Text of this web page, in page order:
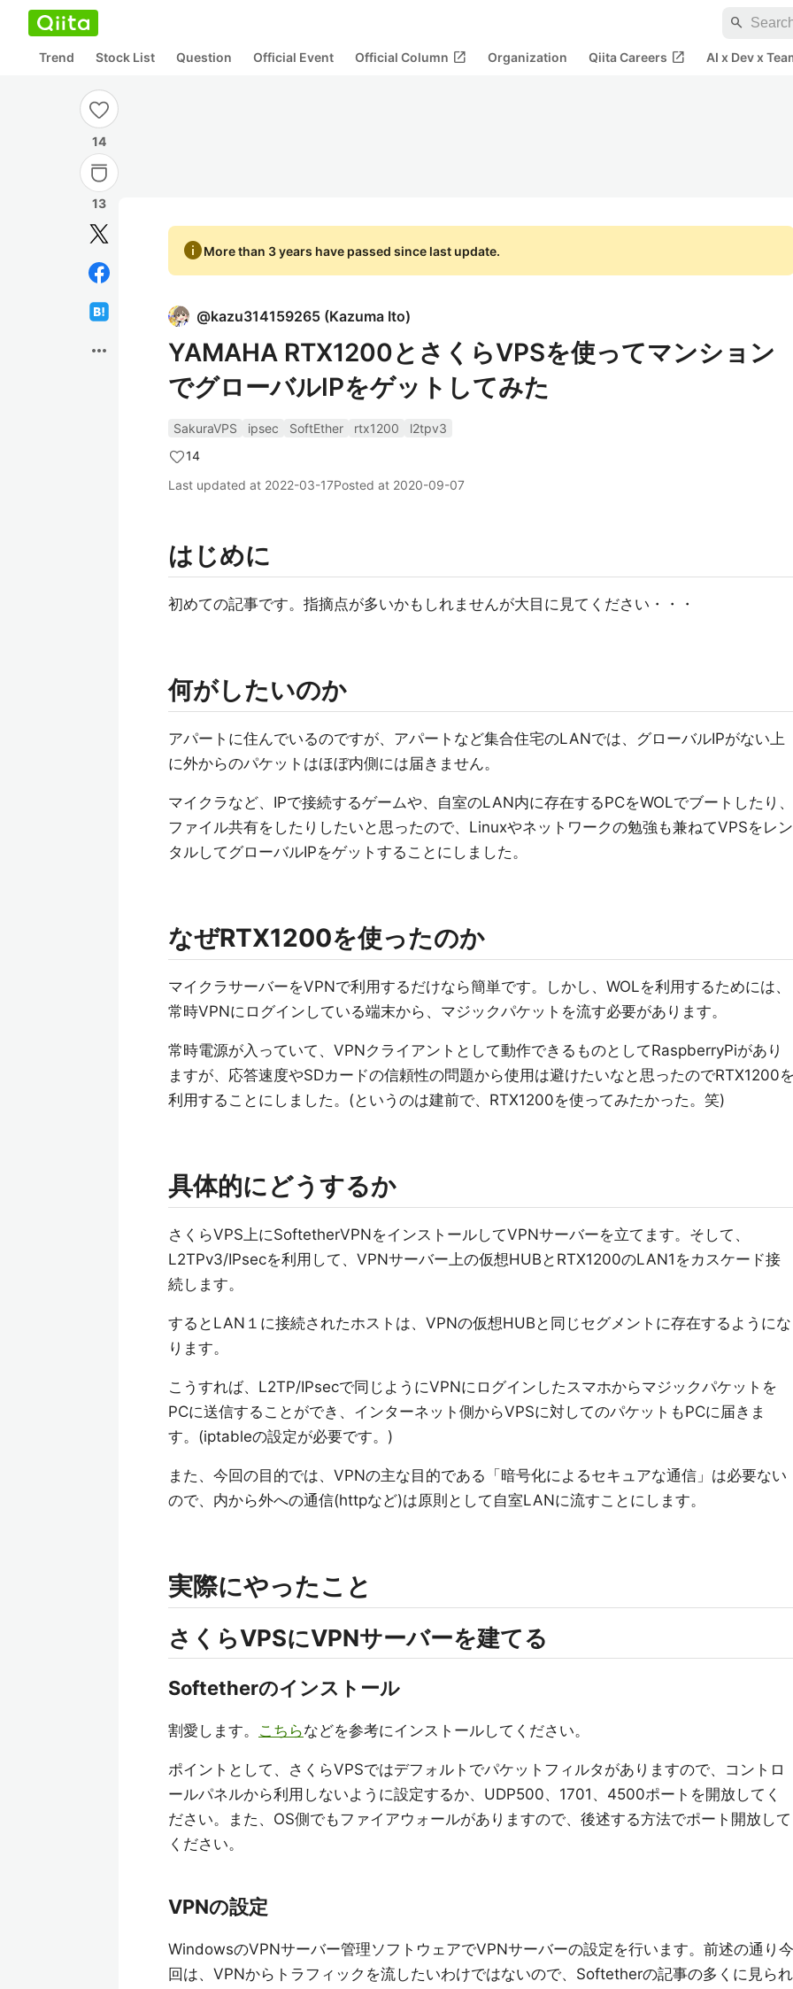
search
Trend Stock List Question Official Event Official Column open_in_new Organization Qiita Careers open_in_new AI x Dev x
14
13
more_horiz
infoMore than 3 years have passed since last update.
@kazu314159265 (Kazuma Ito)
YAMAHA RTX1200とさくらVPSを使ってマンション
でグローバルIPをゲットしてみた
SakuraVPS ipsec SoftEther rtx1200
l2tpv3
14
Last updated at 2022-03-17Posted at 2020-09-07
はじめに
初めての記事です。指摘点が多いかもしれませんが大目に見てください・・・
何がしたいのか
アパートに住んでいるのですが、アパートなど集合住宅のLANでは、グローバルIPがない上
に外からのパケットはほぼ内側には届きません。
マイクラなど、IPで接続するゲームや、自室のLAN内に存在するPCをWOLでブートしたり、
ファイル共有をしたりしたいと思ったので、Linuxやネットワークの勉強も兼ねてVPSをレン
タルしてグローバルIPをゲットすることにしました。
なぜRTX1200を使ったのか
マイクラサーバーをVPNで利用するだけなら簡単です。しかし、WOLを利用するためには、
常時VPNにログインしている端末から、マジックパケットを流す必要があります。
常時電源が入っていて、VPNクライアントとして動作できるものとしてRaspberryPiがあり
ますが、応答速度やSDカードの信頼性の問題から使用は避けたいなと思ったのでRTX1200
利用することにしました。(というのは建前で、RTX1200を使ってみたかった。笑)
具体的にどうするか
さくらVPS上にSoftetherVPNをインストールしてVPNサーバーを立てます。そして、
L2TPv3/IPsecを利用して、VPNサーバー上の仮想HUBとRTX1200のLAN1をカスケード接
続します。
するとLAN１に接続されたホストは、VPNの仮想HUBと同じセグメントに存在するようにな
ります。
こうすれば、L2TP/IPsecで同じようにVPNにログインしたスマホからマジックパケットを
PCに送信することができ、インターネット側からVPSに対してのパケットもPCに届きま
す。(iptableの設定が必要です。)
また、今回の目的では、VPNの主な目的である「暗号化によるセキュアな通信」は必要ない
ので、内から外への通信(httpなど)は原則として自室LANに流すことにします。
実際にやったこと
さくらVPSにVPNサーバーを建てる
Softetherのインストール
割愛します。 こちらなどを参考にインストールしてください。
ポイントとして、さくらVPSではデフォルトでパケットフィルタがありますので、コントロ
ールパネルから利用しないように設定するか、UDP500、1701、4500ポートを開放してく
ださい。また、OS側でもファイアウォールがありますので、後述する方法でポート開放して
ください。
VPNの設定
WindowsのVPNサーバー管理ソフトウェアでVPNサーバーの設定を行います。前述の通り今
回は、VPNからトラフィックを流したいわけではないので、Softetherの記事の多くに見られ